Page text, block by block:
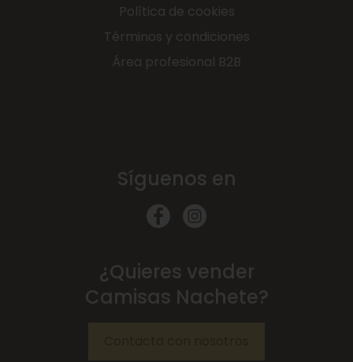
Política de cookies
Términos y condiciones
Área profesional B2B
Síguenos en
¿Quieres vender
Camisas Nachete?